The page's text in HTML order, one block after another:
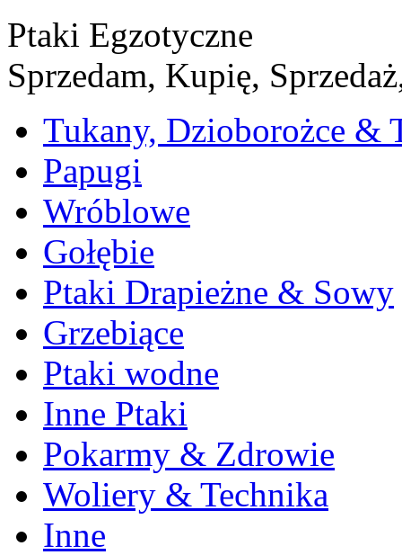
Ptaki Egzotyczne
Sprzedam, Kupię,
Tukany, Dzioborożce &
Papugi
Wróblowe
Gołębie
Ptaki Drapieżne & Sowy
Grzebiące
Ptaki wodne
Inne Ptaki
Pokarmy & Zdrowie
Woliery & Technika
Inne